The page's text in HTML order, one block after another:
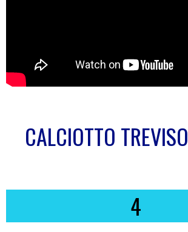
CALCIOTTO TREVISO
4